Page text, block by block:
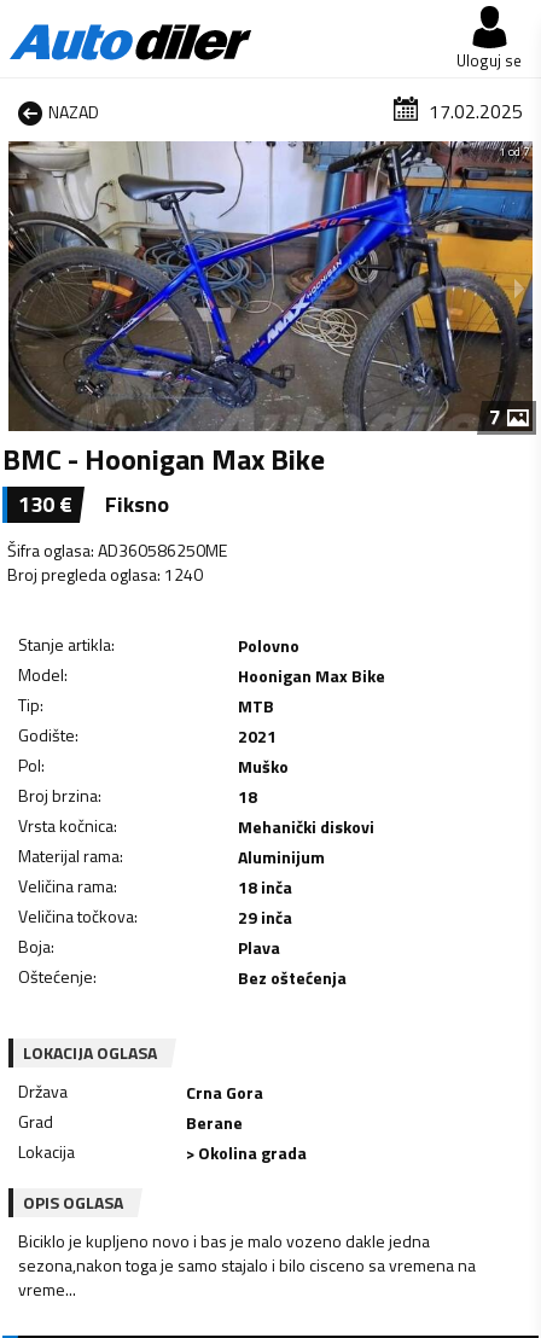
Uloguj se
NAZAD 17.02.2025
1 od 7
7
BMC - Hoonigan Max Bike
130€ Fiksno
Šifra oglasa:AD360586250ME
Broj pregleda oglasa: 1240
Stanje artikla:
Polovno
Model:
Hoonigan Max Bike
Tip:
MTB
Godište:
2021
Pol:
Muško
Broj brzina:
18
Vrsta kočnica:
Mehanički diskovi
Materijal rama:
Aluminijum
Veličina rama:
18 inča
Veličina točkova:
29 inča
Boja:
Plava
Oštećenje: Bez oštećenja
LOKACIJA OGLASA
Država
Crna Gora
Grad
Berane
Lokacija
> Okolina grada
OPIS OGLASA
Biciklo je kupljeno novo i bas je malo vozeno dakle jedna
sezona,nakon toga je samo stajalo i bilo cisceno sa vremena na
vreme...